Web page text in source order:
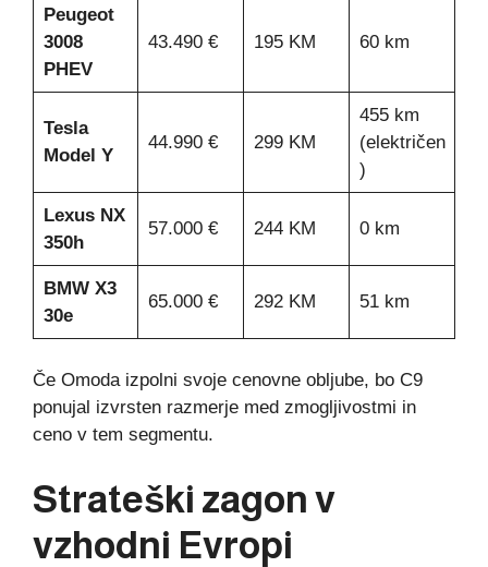
Peugeot
3008
PHEV
43.490 € 195 KM 60 km
Tesla
Model Y
44.990 € 299 KM
455 km
(električen
)
Lexus NX
350h
57.000 € 244 KM 0 km
BMW X3
30e
65.000 € 292 KM 51 km
Če Omoda izpolni svoje cenovne obljube, bo C9
ponujal izvrsten razmerje med zmogljivostmi in
ceno v tem segmentu.
Strateški zagon v
vzhodni Evropi